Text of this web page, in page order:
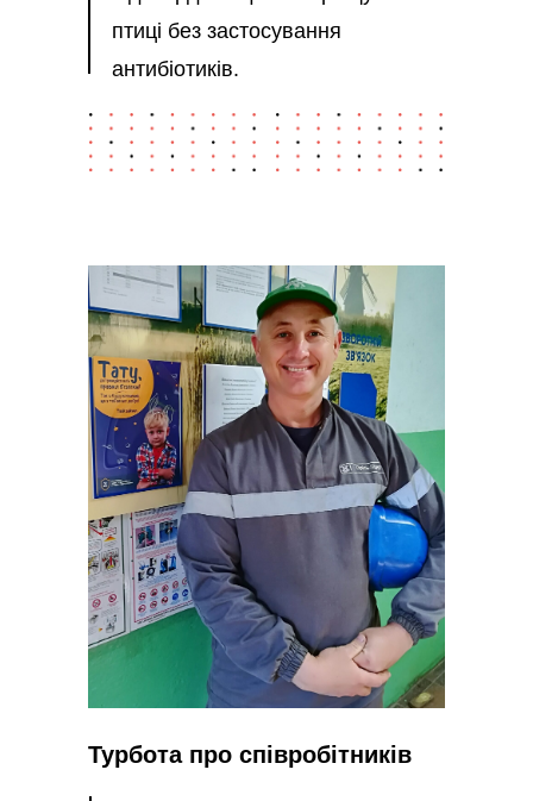
птиці без застосування
антибіотиків.
Турбота про співробітників